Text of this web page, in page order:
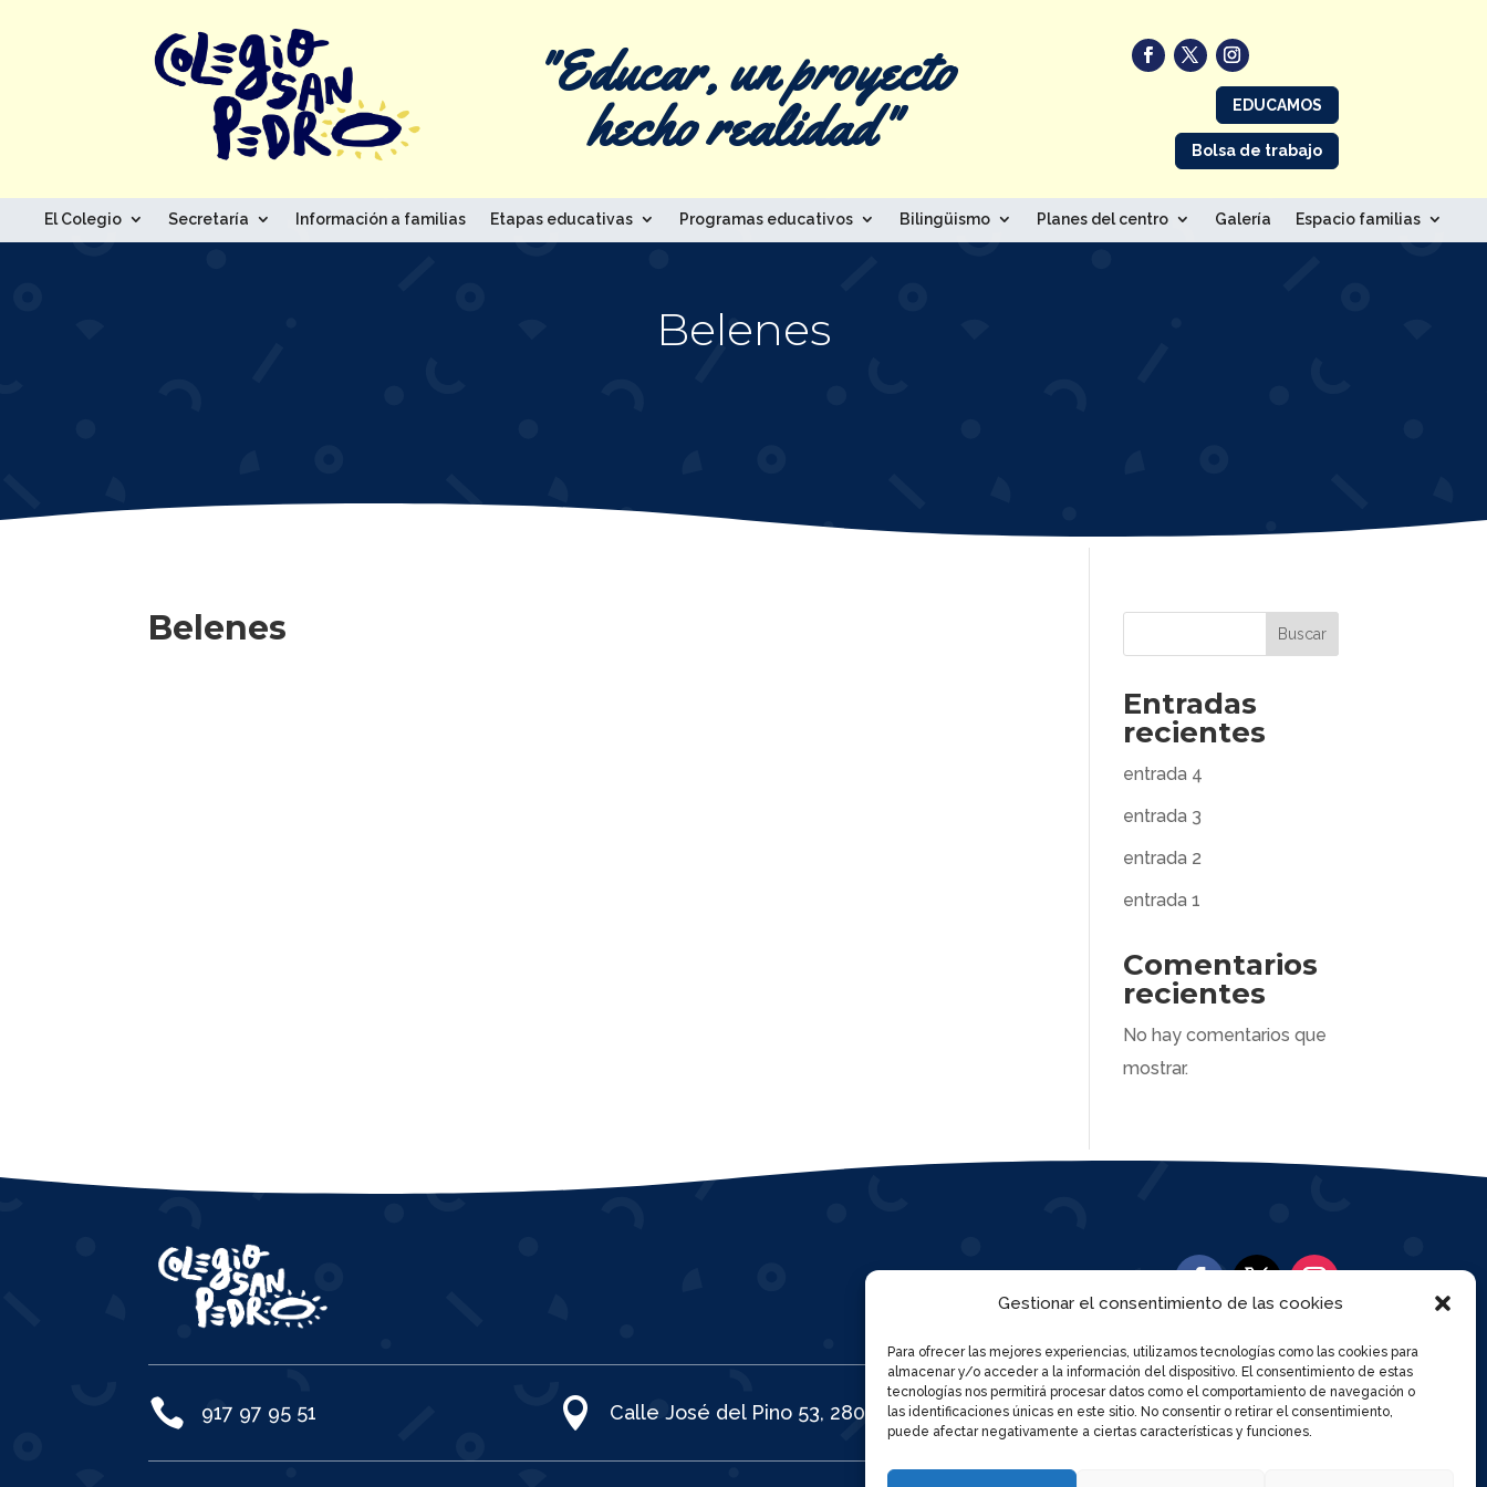
Gestionar el consentimiento de las cookies
Para ofrecer las mejores experiencias, utilizamos tecnologías como las cookies para
almacenar y/o acceder a la información del dispositivo. El consentimiento de estas
tecnologías nos permitirá procesar datos como el comportamiento de navegación o
las identificaciones únicas en este sitio. No consentir o retirar el consentimiento,
puede afectar negativamente a ciertas características y funciones.
"Educar, un proyecto
hecho realidad" EDUCAMOS
Bolsa de trabajo
El Colegio Secretaría Información a familias Etapas educativas Programas educativos Bilingüismo Planes del centro Galería Espacio familias
Belenes
Belenes Buscar
Entradas
recientes
entrada 4
entrada 3
entrada 2
entrada 1
Comentarios
recientes
No hay comentarios que
mostrar.
 917 97 95 51  Calle José del Pino 53, 28021  cc.sanpedro.madrid@educa.madrid.org